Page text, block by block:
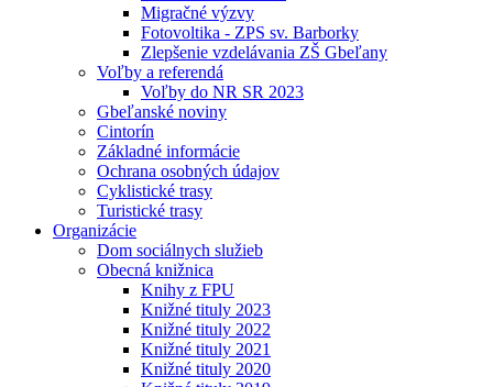
Migračné výzvy
Fotovoltika - ZPS sv. Barborky
Zlepšenie vzdelávania ZŠ Gbeľany
Voľby a referendá
Voľby do NR SR 2023
Gbeľanské noviny
Cintorín
Základné informácie
Ochrana osobných údajov
Cyklistické trasy
Turistické trasy
Organizácie
Dom sociálnych služieb
Obecná knižnica
Knihy z FPU
Knižné tituly 2023
Knižné tituly 2022
Knižné tituly 2021
Knižné tituly 2020